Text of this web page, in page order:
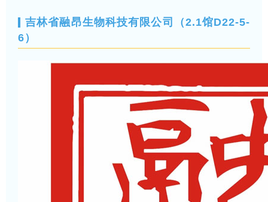
吉林省融昂生物科技有限公司（2.1馆D22-5-
6）